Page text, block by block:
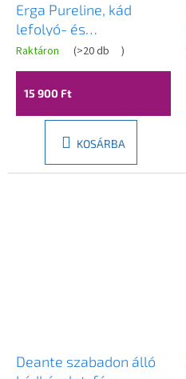
Erga Pureline, kád
lefolyó- és
túlfolyógarnitúra, 650
mm hosszú, bowden,
fényes fehér, ERG-V08-
Raktáron (>20 db )
15 900 Ft
KOSÁRBA
Deante szabadon álló